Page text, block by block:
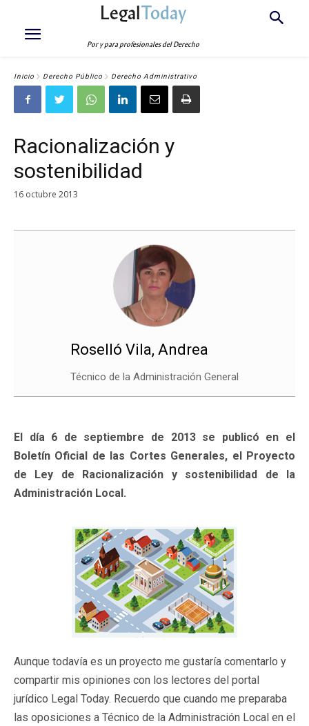
LegalToday
Por y para profesionales del Derecho
Inicio Derecho Público Derecho Administrativo
Racionalización y
sostenibilidad
16 octubre 2013
Roselló Vila, Andrea
Técnico de la Administración General
El día 6 de septiembre de 2013 se publicó en el
Boletín Oficial de las Cortes Generales, el Proyecto
de Ley de Racionalización y sostenibilidad de la
Administración Local.
Aunque todavía es un proyecto me gustaría comentarlo y
compartir mis opiniones con los lectores del portal
jurídico Legal Today. Recuerdo que cuando me preparaba
las oposiciones a Técnico de la Administración Local en el